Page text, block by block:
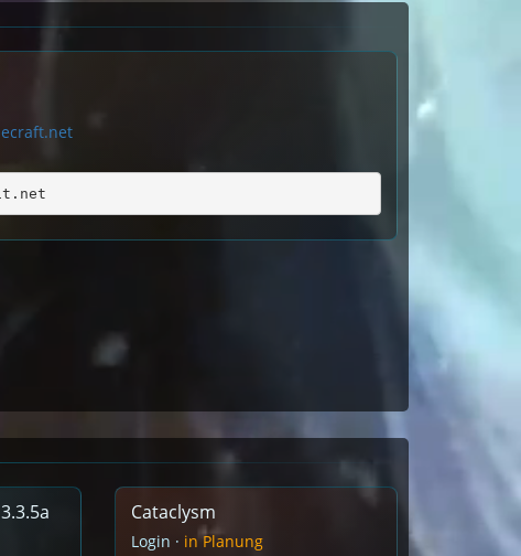
Cataclysm
Login · in Planung